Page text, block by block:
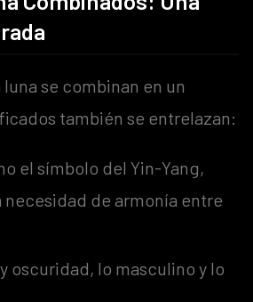
luna se combinan en un
también se entrelazan:
el símbolo del Yin-Yang,
necesidad de armonía entre
oscuridad, lo masculino y lo